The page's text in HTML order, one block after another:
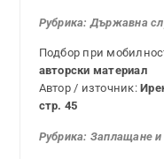
Рубрика: Държавна
Подбор при
авторски материал
Автор / източник:
стр. 45
Рубрика: Заплащане и